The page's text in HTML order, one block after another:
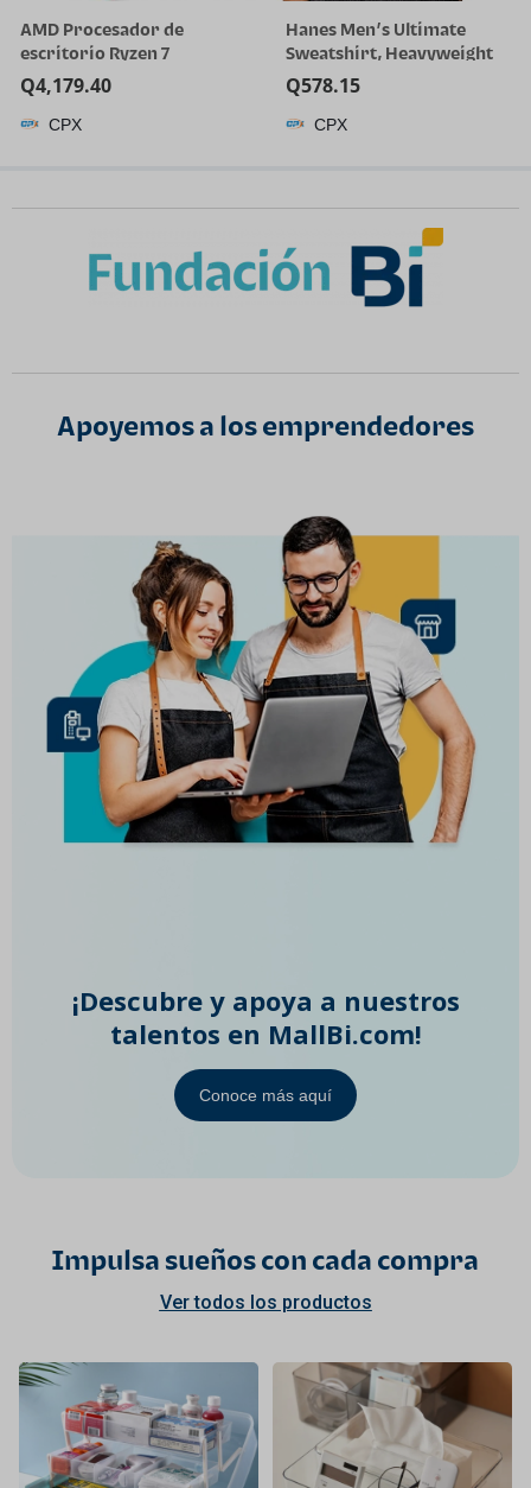
AMD Procesador de
escritorio Ryzen 7
5800X3D de 8 núcleos y 16
hilos con tecnología AMD
3D V-Cache
Q4,179.40
CPX
Hanes Men’s Ultimate
Sweatshirt, Heavyweight
Fleece Sweatshirt,
Crewneck Pullover for Men
Q578.15
CPX
Apoyemos a los emprendedores​
¡Descubre y apoya a nuestros
talentos en MallBi.com!
Conoce más aquí
Impulsa sueños con cada compra
Ver todos los productos